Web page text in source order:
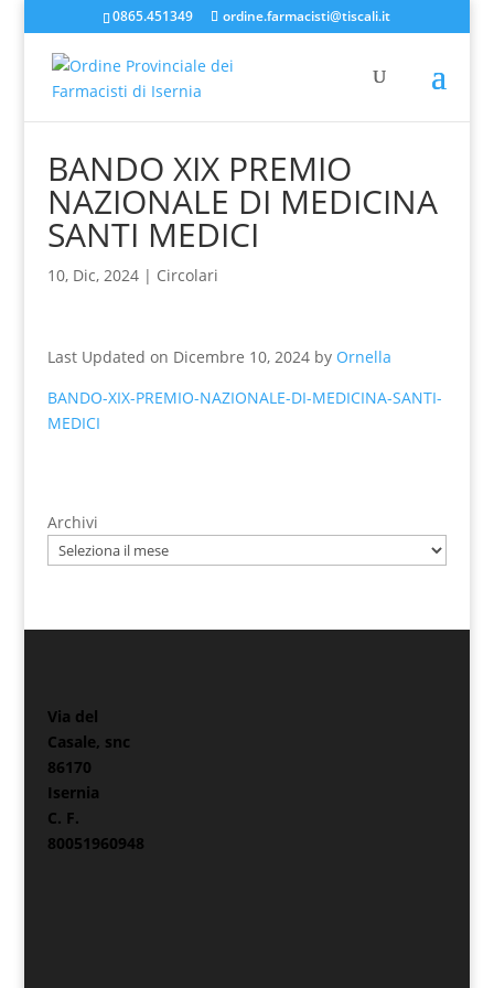
0865.451349 ordine.farmacisti@tiscali.it
BANDO XIX PREMIO
NAZIONALE DI MEDICINA
SANTI MEDICI
10, Dic, 2024| Circolari
Last Updated on Dicembre 10, 2024 by Ornella
BANDO-XIX-PREMIO-NAZIONALE-DI-MEDICINA-SANTI-
MEDICI
Archivi
Via del
Casale, snc
86170
Isernia
C. F.
80051960948